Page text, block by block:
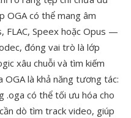
OGA có thể mang âm
FLAC, Speex hoặc Opus —
đóng vai trò là lớp
xâu chuỗi và tìm kiếm
là khả năng tương tác:
.oga có thể tối ưu hóa cho
dò tìm track video, giúp